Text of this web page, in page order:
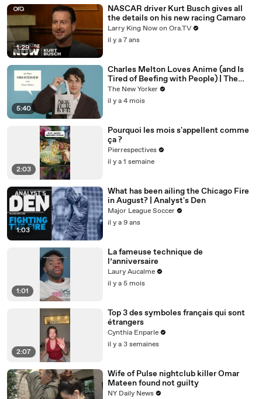
1:29
NASCAR driver Kurt Busch gives all
the details on his new racing Camaro
Larry King Now on Ora.TV
il y a 7 ans
5:40
Charles Melton Loves Anime (and Is
Tired of Beefing with People) | The
New Yorker Mini Interview
The New Yorker
il y a 4 mois
2:03
Pourquoi les mois s'appellent comme
ça ?
Pierrespectives
il y a 1 semaine
1:03
What has been ailing the Chicago Fire
in August? | Analyst's Den
Major League Soccer
il y a 9 ans
1:01
La fameuse technique de
l’anniversaire
Laury Aucalme
il y a 5 mois
2:07
Top 3 des symboles français qui sont
étrangers
Cynthia Enparle
il y a 3 semaines
Wife of Pulse nightclub killer Omar
Mateen found not guilty
NY Daily News